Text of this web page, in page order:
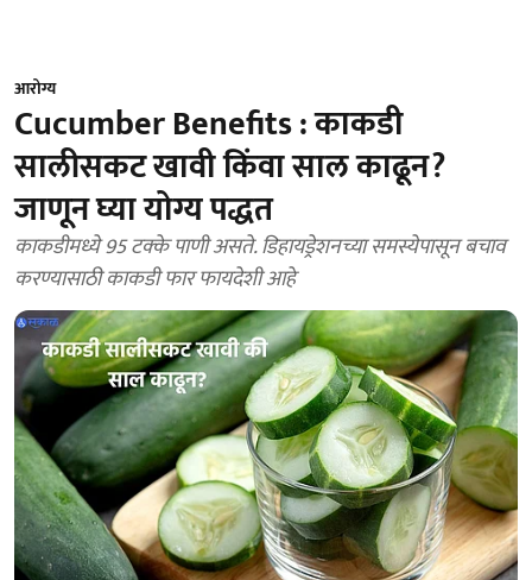
आरोग्य
Cucumber Benefits : काकडी
सालीसकट खावी किंवा साल काढून?
जाणून घ्या योग्य पद्धत
काकडीमध्ये 95 टक्के पाणी असते. डिहायड्रेशनच्या समस्येपासून बचाव
करण्यासाठी काकडी फार फायदेशी आहे